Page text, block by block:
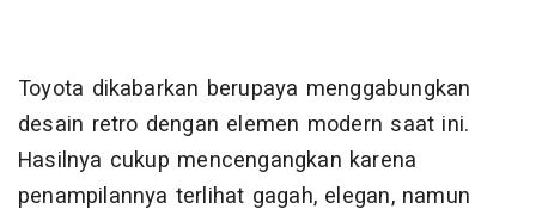
Toyota dikabarkan berupaya menggabungkan
desain retro dengan elemen modern saat ini.
Hasilnya cukup mencengangkan karena
penampilannya terlihat gagah, elegan, namun